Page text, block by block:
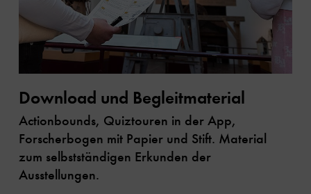
Download und Begleitmaterial
Actionbounds, Quiztouren in der App,
Forscherbogen mit Papier und Stift. Material
zum selbstständigen Erkunden der
Ausstellungen.